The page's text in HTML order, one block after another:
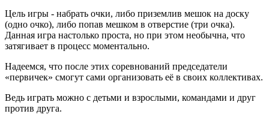
Цель игры - набрать очки, либо приземлив мешок на доску
(одно очко), либо попав мешком в отверстие (три очка).
Данная игра настолько проста, но при этом необычна, что
затягивает в процесс моментально.
Надеемся, что после этих соревнований председатели
«первичек» смогут сами организовать её в своих коллективах.
Ведь играть можно с детьми и взрослыми, командами и друг
против друга.